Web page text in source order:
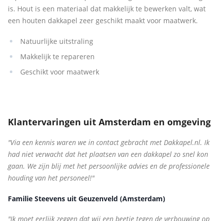
is. Hout is een materiaal dat makkelijk te bewerken valt, wat
een houten dakkapel zeer geschikt maakt voor maatwerk.
Natuurlijke uitstraling
Makkelijk te repareren
Geschikt voor maatwerk
Klantervaringen uit Amsterdam en omgeving
"Via een kennis waren we in contact gebracht met Dakkapel.nl. Ik
had niet verwacht dat het plaatsen van een dakkapel zo snel kon
gaan. We zijn blij met het persoonlijke advies en de professionele
houding van het personeel!"
Familie Steevens uit Geuzenveld (Amsterdam)
"Ik moet eerlijk zeggen dat wij een beetje tegen de verbouwing op